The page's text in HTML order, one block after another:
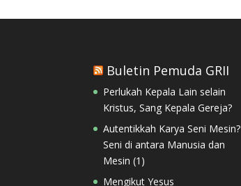
Buletin Pemuda GRII
Perlukah Kepala Lain selain
Kristus, Sang Kepala Gereja?
Autentikkah Karya Seni Mesin?
Seni di antara Manusia dan
Mesin (1)
Mengikut Yesus